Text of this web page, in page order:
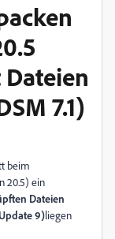
7.1)
beim
20.5) ein
Dateien
9)liegen